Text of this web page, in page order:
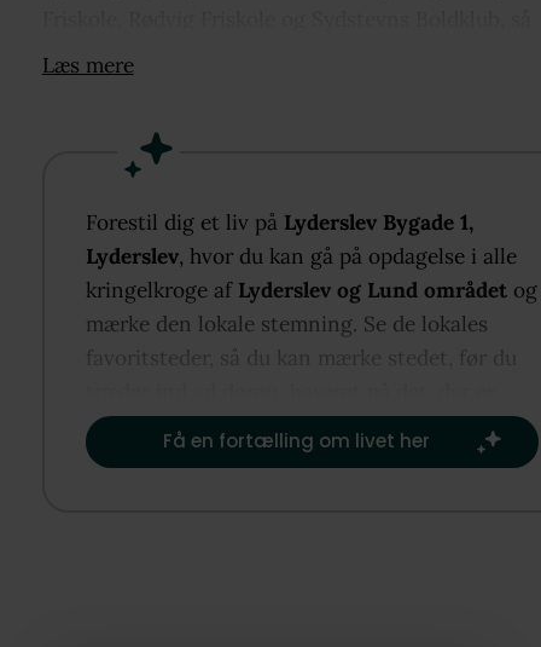
hverdag og fritid glider let. Villaen er velholdt med
første sal med alrum, værelser og toilet samt
lukket, børnevenlig have med drivhus, værksted,
stor isoleret garage, udsigt til Gevnø Mose og kort
afstand til kysten ved Stevns Klint. Her får I et
velfungerende hjem med fine muligheder for at
jeres eget præg.
Læs mere
Forestil dig et liv på Lyderslev Bygade 1,
Lyderslev, hvor du kan gå på opdagelse i alle
kringelkroge af Lyderslev og Lund området og
mærke den lokale stemning. Se de lokales
favoritsteder, så du kan mærke stedet, før du
vigtigst for dig.​
Få en fortælling om livet her